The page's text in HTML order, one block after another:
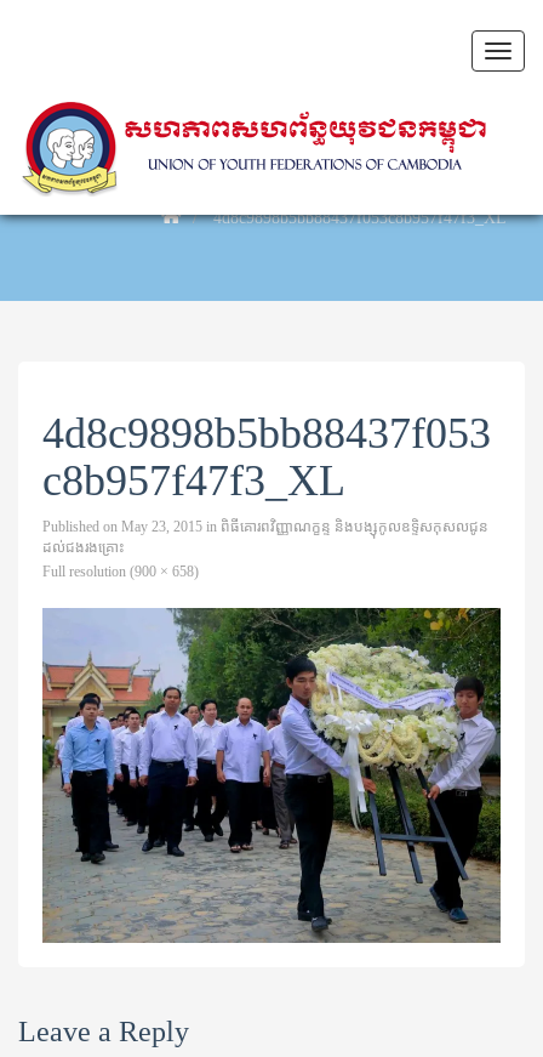
Toggle
4d8c9898b5bb88437f053c8b957f47f3_XL
4d8c9898b5bb88437f053
c8b957f47f3_XL
Published on May 23, 2015 in ពិធីគោរពវិញ្ញាណក្ខន្ទ និងបង្សុកូលឧទ្ទិសកុសលជូន
ដល់ជងរងគ្រោះ
Full resolution (900 × 658)
Leave a Reply